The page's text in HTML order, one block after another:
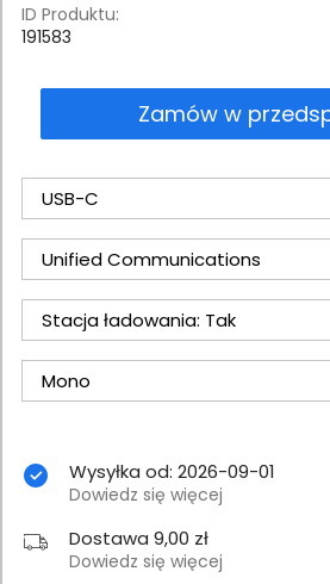
ID Produktu:
191583
Zamów w
USB-C
Unified Communications
Stacja ładowania: Tak
Mono
Wysyłka od: 2026-09-01
Dowiedz się więcej
Dostawa 9,00 zł
Dowiedz się więcej